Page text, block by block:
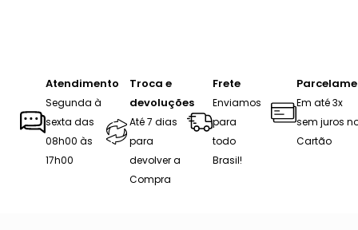
Atendimento
Segunda à
sexta das
08h00 às
17h00
Troca e
devoluções
Até 7 dias
para
devolver a
Compra
Frete
Enviamos
para
todo
Brasil!
Em até 3x
sem juros
Cartão